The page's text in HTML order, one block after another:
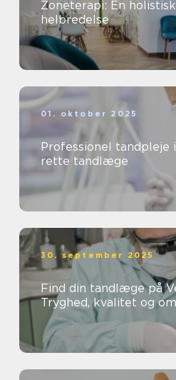
Zoneterapi: En
helbredelse
01. oktober 2025
Professionel tandpleje
rette tandlæge
30. september 2025
Find din tandlæge på
Tryghed, kvalitet og